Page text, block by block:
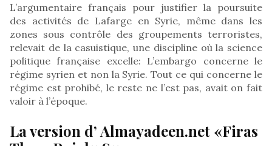
L’argumentaire français pour justifier la poursuite
des activités de Lafarge en Syrie, même dans les
zones sous contrôle des groupements terroristes,
relevait de la casuistique, une discipline où la science
politique française excelle: L’embargo concerne le
régime syrien et non la Syrie. Tout ce qui concerne le
régime est prohibé, le reste ne l’est pas, avait on fait
valoir à l’époque.
La version d’ Almayadeen.net «Firas